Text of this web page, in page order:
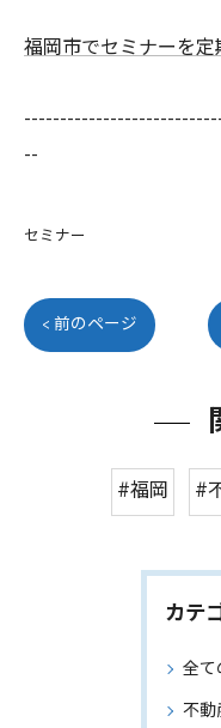
福岡市でセミナーを
--
セミナー
< 前のページ
#福岡 #
カテ
全
不